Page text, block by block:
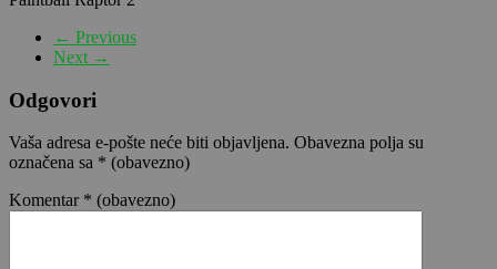
← Previous
Next →
Odgovori
Vaša adresa e-pošte neće biti objavljena. Obavezna polja su
označena sa * (obavezno)
Komentar * (obavezno)